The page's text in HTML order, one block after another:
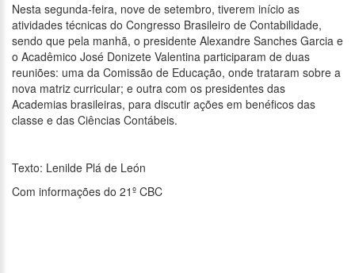
Nesta segunda-feira, nove de setembro, tiverem início as
atividades técnicas do Congresso Brasileiro de Contabilidade,
sendo que pela manhã, o presidente Alexandre Sanches Garcia e
o Acadêmico José Donizete Valentina participaram de duas
reuniões: uma da Comissão de Educação, onde trataram sobre a
nova matriz curricular; e outra com os presidentes das
Academias brasileiras, para discutir ações em benéficos das
classe e das Ciências Contábeis.
Texto: Lenilde Plá de León
Com informações do 21º CBC